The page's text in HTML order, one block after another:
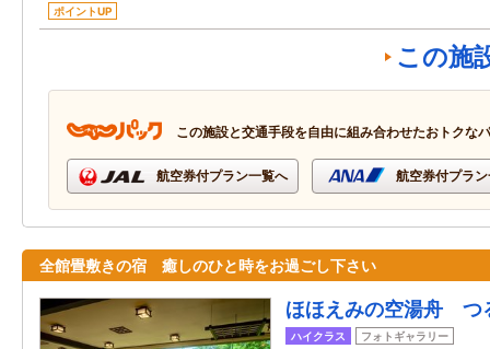
ポイントUP
この施
この施設と交通手段を自由に組み合わせたおトクな
航空券付プラン一覧へ 航空券付プラ
全館畳敷きの宿 癒しのひと時をお過ごし下さい
ほほえみの空湯舟 つ
ハイクラス フォトギャラリー